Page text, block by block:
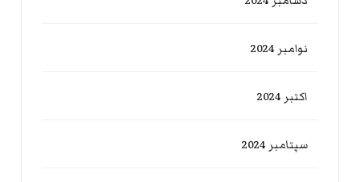
نوامبر 2024
اکتبر 2024
سپتامبر 2024